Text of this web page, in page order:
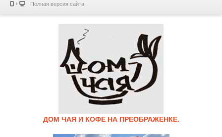
Полная версия сайта
ДОМ ЧАЯ И КОФЕ НА ПРЕОБРАЖЕНКЕ.